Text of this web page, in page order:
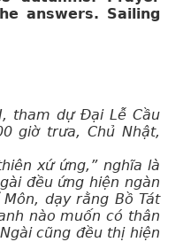
answers. Sailing
tham dự Đại Lễ Cầu
giờ trưa, Chủ Nhật,
xứ ứng,” nghĩa là
đều ứng hiện ngàn
dạy rằng Bồ Tát
nào muốn có thân
cũng đều thị hiện